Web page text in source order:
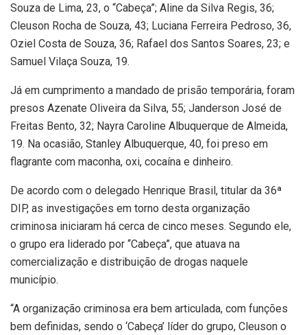
Souza de Lima, 23, o “Cabeça”; Aline da Silva Regis, 36;
Cleuson Rocha de Souza, 43; Luciana Ferreira Pedroso, 36,
Oziel Costa de Souza, 36; Rafael dos Santos Soares, 23; e
Samuel Vilaça Souza, 19.
Já em cumprimento a mandado de prisão temporária, foram
presos Azenate Oliveira da Silva, 55; Janderson José de
Freitas Bento, 32; Nayra Caroline Albuquerque de Almeida,
19. Na ocasião, Stanley Albuquerque, 40, foi preso em
flagrante com maconha, oxi, cocaína e dinheiro.
De acordo com o delegado Henrique Brasil, titular da 36ª
DIP, as investigações em torno desta organização
criminosa iniciaram há cerca de cinco meses. Segundo ele,
o grupo era liderado por “Cabeça”, que atuava na
comercialização e distribuição de drogas naquele
município.
“A organização criminosa era bem articulada, com funções
bem definidas, sendo o ‘Cabeça’ líder do grupo, Cleuson o